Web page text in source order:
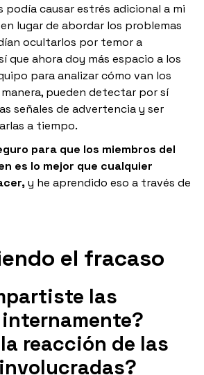
podía causar estrés adicional a mi
lugar de abordar los problemas
ocultarlos por temor a
que ahora doy más espacio a los
para analizar cómo van los
pueden detectar por sí
señales de advertencia y ser
a tiempo.
para que los miembros del
es lo mejor que cualquier
y he aprendido eso a través de
el fracaso
las
reacción de las